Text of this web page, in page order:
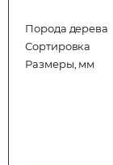
Порода дерева
Сортировка
Размеры, мм